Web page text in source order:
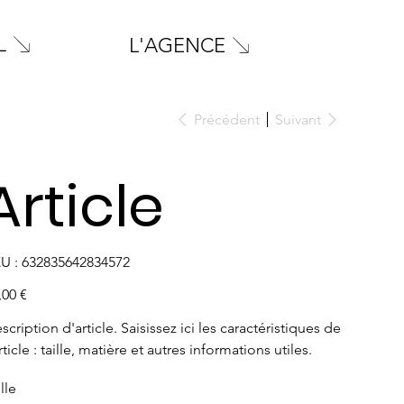
L'AGENCE
Précédent Suivant
:
SKU
632835642834572
632835642834572
€
d'article. Saisissez ici les caractéristiques de
: taille, matière et autres informations utiles.